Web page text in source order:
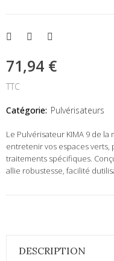
71,94 €
TTC
Catégorie: Pulvérisateurs
Le Pulvérisateur KIMA 9 de
entretenir vos espaces
traitements spécifiques.
allie robustesse, facilité
DESCRIPTION